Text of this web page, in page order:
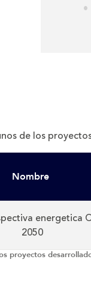
de los
Nombre
energetica
2050
proyectos